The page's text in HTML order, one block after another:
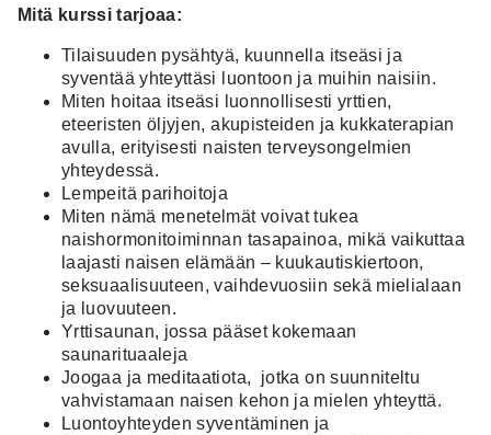
Mitä kurssi tarjoaa:
Tilaisuuden pysähtyä, kuunnella itseäsi ja
syventää yhteyttäsi luontoon ja muihin naisiin.
Miten hoitaa itseäsi luonnollisesti yrttien,
eteeristen öljyjen, akupisteiden ja kukkaterapian
avulla, erityisesti naisten terveysongelmien
yhteydessä.
Lempeitä parihoitoja
Miten nämä menetelmät voivat tukea
naishormonitoiminnan tasapainoa, mikä vaikuttaa
laajasti naisen elämään – kuukautiskiertoon,
seksuaalisuuteen, vaihdevuosiin sekä mielialaan
ja luovuuteen.
Yrttisaunan, jossa pääset kokemaan
saunarituaaleja
Joogaa ja meditaatiota, jotka on suunniteltu
vahvistamaan naisen kehon ja mielen yhteyttä.
Luontoyhteyden syventäminen ja